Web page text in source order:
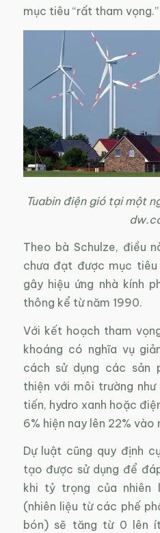
mục tiêu “rất tham vọng.”
Tuabin điện gió tại một
Theo bà Schulze, điều
chưa đạt được mục
gây hiệu ứng nhà kính
thông kể từ năm 1990.
Với kết hoạch tham
khoáng có nghĩa vụ
cách sử dụng các sản
thiện với môi trường như
tiến, hydro xanh hoặc
6% hiện nay lên 22% vào
Dự luật cũng quy định
tạo được sử dụng để
khi tỷ trọng của nhiên
(nhiên liệu từ các phế
bón) sẽ tăng từ 0 lên